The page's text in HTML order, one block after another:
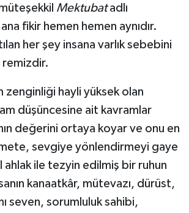
Mektubatadlı
fikir hemen hemen aynıdır.
her şey insana varlık sebebini
remizdir.
zenginliği hayli yüksek olan
düşüncesine ait kavramlar
değerini ortaya koyar ve onu en
sevgiye yönlendirmeyi gaye
ahlak ile tezyin edilmiş bir ruhun
kanaatkâr, mütevazı, dürüst,
seven, sorumluluk sahibi,
Müftülüğü